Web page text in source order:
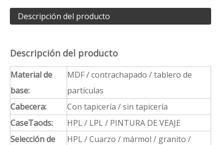
Descripción del producto
Descripción del producto
Material de
base:
MDF / contrachapado / tablero de
partículas
Cabecera:
Con tapicería / sin tapicería
CaseTaods:
HPL / LPL / PINTURA DE VEAJE
Selección de
HPL / Cuarzo / mármol / granito /